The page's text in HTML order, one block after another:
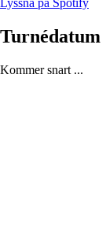
Lyssna på Spotify
Turnédatum
Kommer snart ...